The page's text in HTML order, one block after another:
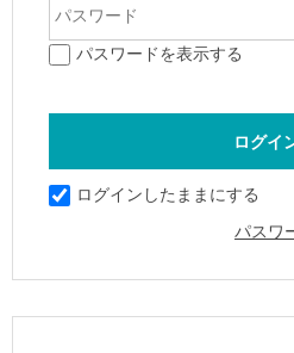
パスワードを表示する
ログインしたままにする
パスワ